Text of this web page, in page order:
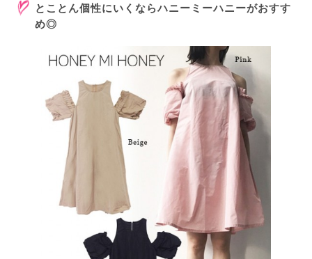
とことん個性にいくならハニーミーハニーがおすす
め◎